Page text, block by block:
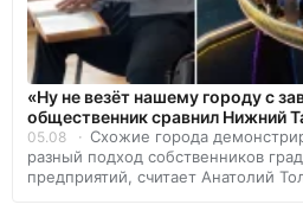
«Ну не везёт нашему городу с
общественник сравнил Нижний
05.08
Схожие города
разный подход собственников
предприятий, считает Анатолий